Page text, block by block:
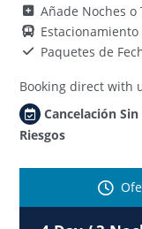
Añade Noches o
Paquetes de
Booking direct with
Cancelación Sin
Riesgos